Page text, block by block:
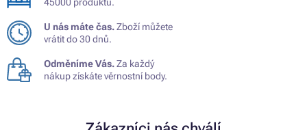
U nás máte čas.Zboží můžete
vrátit do 30 dnů.
Odměníme Vás.Za každý
nákup získáte věrnostní body.